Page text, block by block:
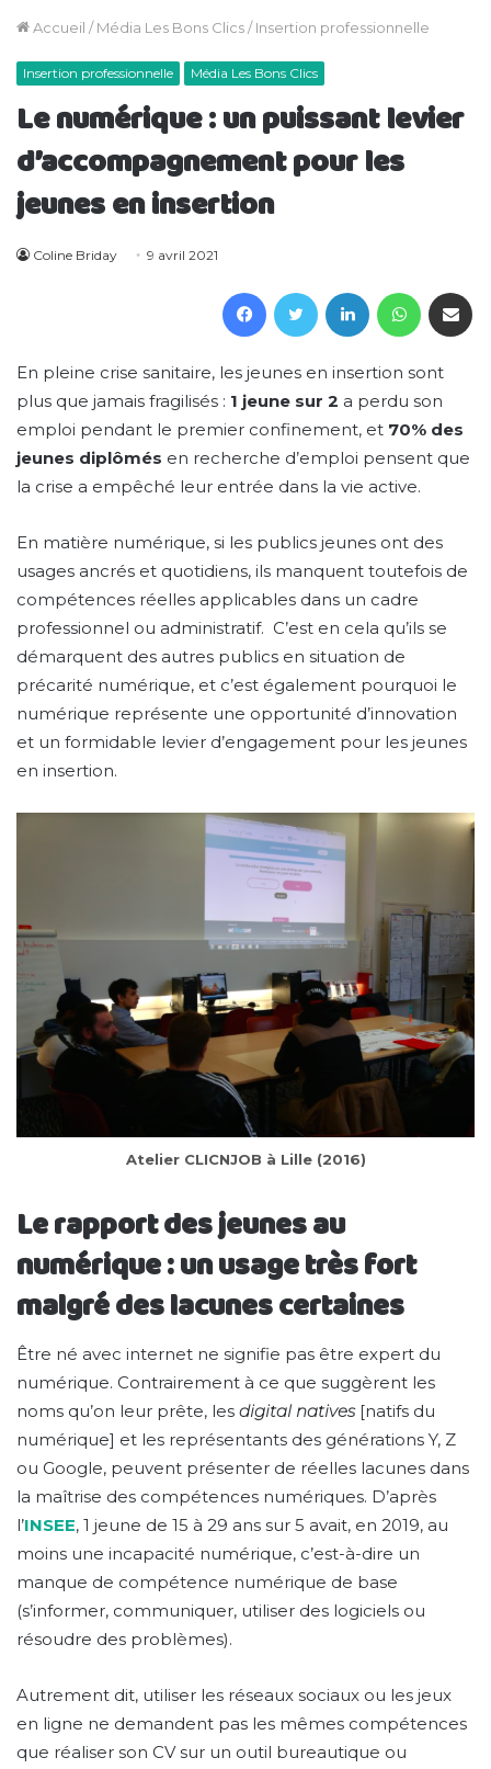
Accueil / Média Les Bons Clics/ Insertion professionnelle
Insertion professionnelle Média Les Bons Clics
Le numérique : un puissant levier
d’accompagnement pour les
jeunes en insertion
Coline Briday 9 avril 2021
FacebookTwitter Linkedin
En pleine crise sanitaire, les jeunes en insertion sont
plus que jamais fragilisés : 1 jeune sur 2 a perdu son
emploi pendant le premier confinement, et 70% des
jeunes diplômés en recherche d’emploi pensent que
la crise a empêché leur entrée dans la vie active.
En matière numérique, si les publics jeunes ont des
usages ancrés et quotidiens, ils manquent toutefois de
compétences réelles applicables dans un cadre
professionnel ou administratif. C’est en cela qu’ils se
démarquent des autres publics en situation de
précarité numérique, et c’est également pourquoi le
numérique représente une opportunité d’innovation
et un formidable levier d’engagement pour les jeunes
en insertion.
Atelier CLICNJOB à Lille (2016)
Le rapport des jeunes au
numérique : un usage très fort
malgré des lacunes certaines
Être né avec internet ne signifie pas être expert du
numérique. Contrairement à ce que suggèrent les
noms qu’on leur prête, les digital natives[natifs du
numérique] et les représentants des générations Y, Z
ou Google, peuvent présenter de réelles lacunes dans
la maîtrise des compétences numériques. D’après
l’INSEE, 1 jeune de 15 à 29 ans sur 5 avait, en 2019, au
moins une incapacité numérique, c’est-à-dire un
manque de compétence numérique de base
(s’informer, communiquer, utiliser des logiciels ou
résoudre des problèmes).
Autrement dit, utiliser les réseaux sociaux ou les jeux
en ligne ne demandent pas les mêmes compétences
que réaliser son CV sur un outil bureautique ou